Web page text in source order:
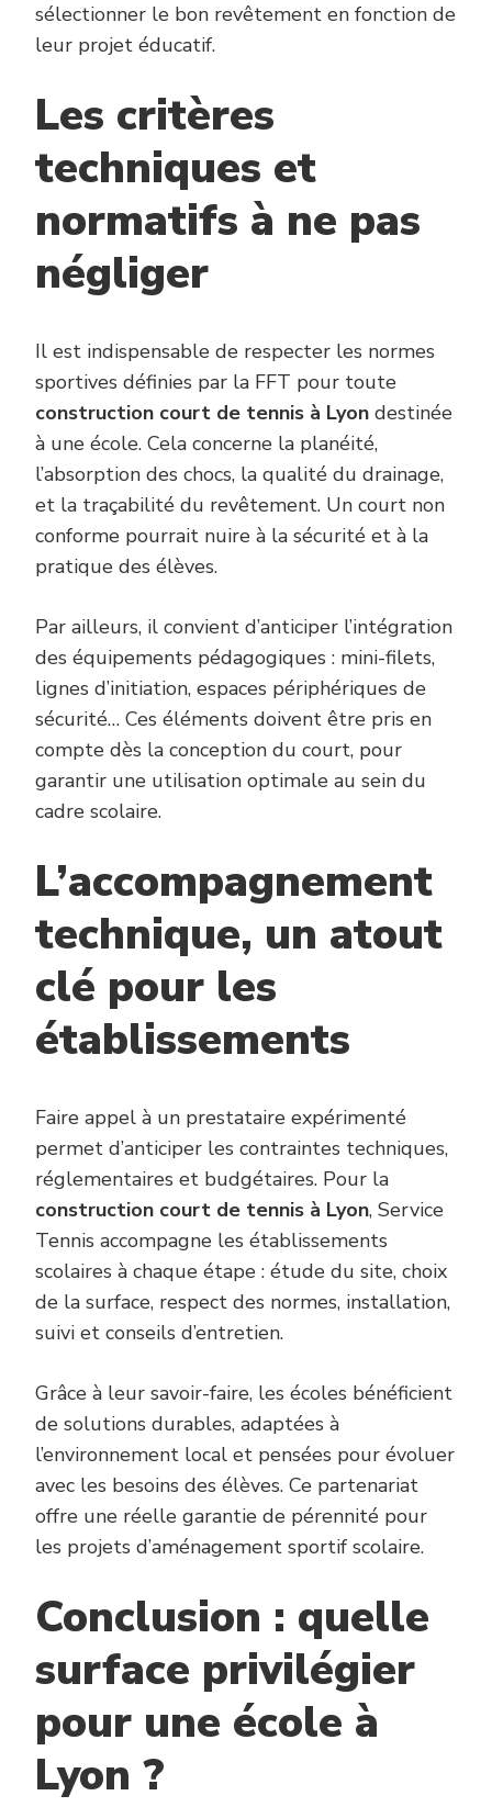
sélectionner le bon revêtement en fonction de
leur projet éducatif.
Les critères
techniques et
normatifs à ne pas
négliger
Il est indispensable de respecter les normes
sportives définies par la FFT pour toute
construction court de tennis à Lyon destinée
à une école. Cela concerne la planéité,
l’absorption des chocs, la qualité du drainage,
et la traçabilité du revêtement. Un court non
conforme pourrait nuire à la sécurité et à la
pratique des élèves.
Par ailleurs, il convient d’anticiper l’intégration
des équipements pédagogiques : mini-filets,
lignes d’initiation, espaces périphériques de
sécurité… Ces éléments doivent être pris en
compte dès la conception du court, pour
garantir une utilisation optimale au sein du
cadre scolaire.
L’accompagnement
technique, un atout
clé pour les
établissements
Faire appel à un prestataire expérimenté
permet d’anticiper les contraintes techniques,
réglementaires et budgétaires. Pour la
construction court de tennis à Lyon, Service
Tennis accompagne les établissements
scolaires à chaque étape : étude du site, choix
de la surface, respect des normes, installation,
suivi et conseils d’entretien.
Grâce à leur savoir-faire, les écoles bénéficient
de solutions durables, adaptées à
l’environnement local et pensées pour évoluer
avec les besoins des élèves. Ce partenariat
offre une réelle garantie de pérennité pour
les projets d’aménagement sportif scolaire.
Conclusion : quelle
surface privilégier
pour une école à
Lyon ?